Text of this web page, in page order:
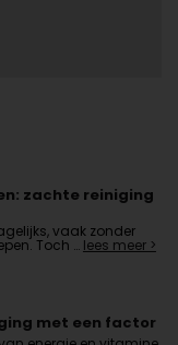
zachte reiniging
vaak zonder
Toch … lees meer >
met een factor